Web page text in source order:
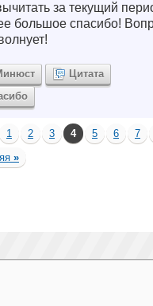
за текущий
большое спасибо!
Цитата
1 2 3 4 5 6
7
»